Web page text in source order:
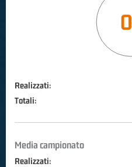
0
Realizzati:
Totali:
Media campionato
Realizzati: